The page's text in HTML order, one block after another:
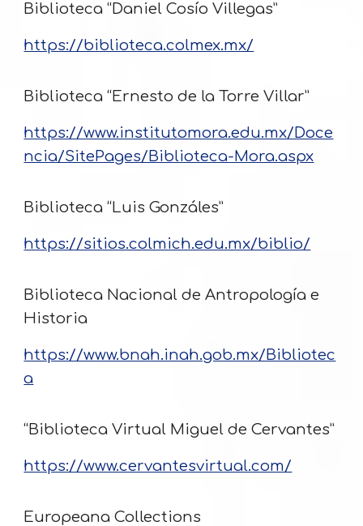
Biblioteca “Daniel Cosío Villegas”
https://biblioteca.colmex.mx/
Biblioteca “Ernesto de la Torre Villar”
https://www.institutomora.edu.mx/Doce
ncia/SitePages/Biblioteca-Mora.aspx
Biblioteca “Luis Gonzáles”
https://sitios.colmich.edu.mx/biblio/
Biblioteca Nacional de Antropología e
Historia
https://www.bnah.inah.gob.mx/Bibliotec
a
“Biblioteca Virtual Miguel de Cervantes”
https://www.cervantesvirtual.com/
Europeana Collections